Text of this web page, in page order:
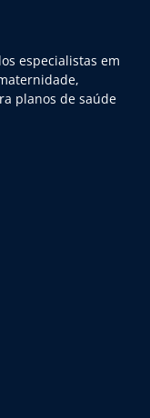
especialistas em
planos de saúde